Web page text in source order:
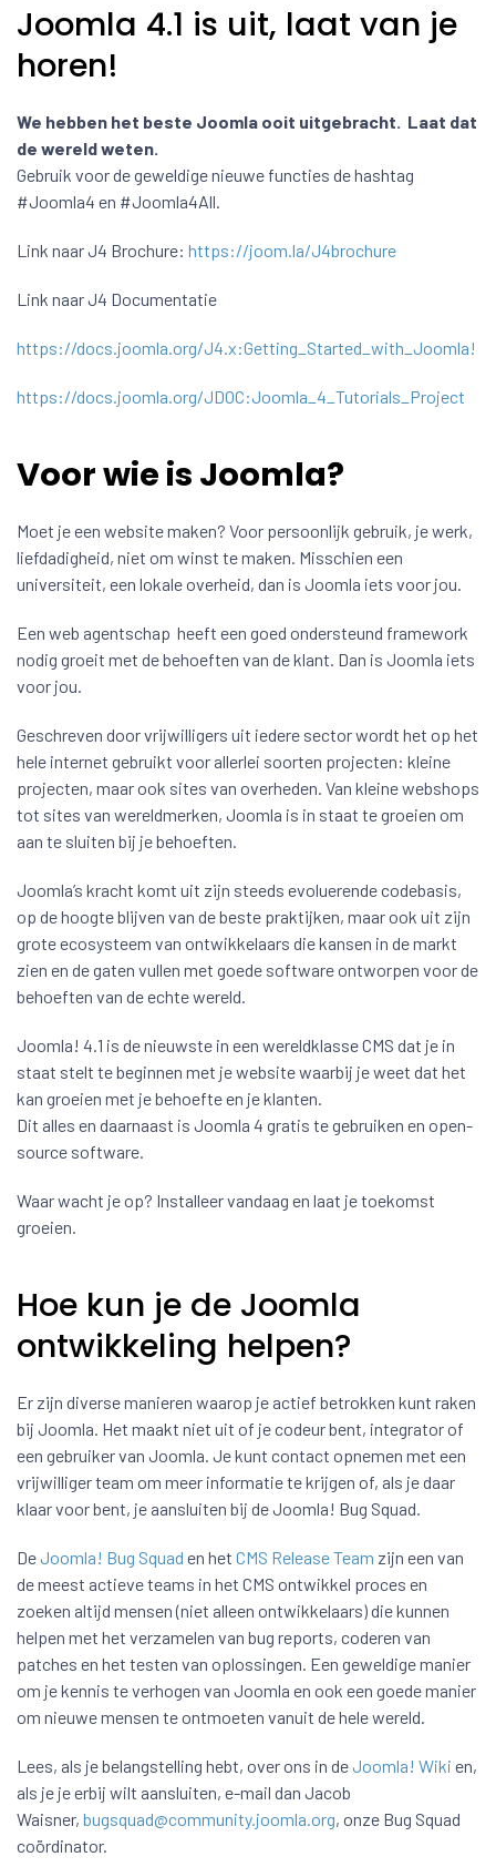
Joomla 4.1 is uit, laat van je
horen!
We hebben het beste Joomla ooit uitgebracht. Laat dat
de wereld weten.
Gebruik voor de geweldige nieuwe functies de hashtag
#Joomla4 en #Joomla4All.
Link naar J4 Brochure: https://joom.la/J4brochure
Link naar J4 Documentatie
https://docs.joomla.org/J4.x:Getting_Started_with_Joomla!
https://docs.joomla.org/JDOC:Joomla_4_Tutorials_Project
Voor wie is Joomla?
Moet je een website maken? Voor persoonlijk gebruik, je werk,
liefdadigheid, niet om winst te maken. Misschien een
universiteit, een lokale overheid, dan is Joomla iets voor jou.
Een web agentschap heeft een goed ondersteund framework
nodig groeit met de behoeften van de klant. Dan is Joomla iets
voor jou.
Geschreven door vrijwilligers uit iedere sector wordt het op het
hele internet gebruikt voor allerlei soorten projecten: kleine
projecten, maar ook sites van overheden. Van kleine webshops
tot sites van wereldmerken, Joomla is in staat te groeien om
aan te sluiten bij je behoeften.
Joomla’s kracht komt uit zijn steeds evoluerende codebasis,
op de hoogte blijven van de beste praktijken, maar ook uit zijn
grote ecosysteem van ontwikkelaars die kansen in de markt
zien en de gaten vullen met goede software ontworpen voor de
behoeften van de echte wereld.
Joomla! 4.1 is de nieuwste in een wereldklasse CMS dat je in
staat stelt te beginnen met je website waarbij je weet dat het
kan groeien met je behoefte en je klanten.
Dit alles en daarnaast is Joomla 4 gratis te gebruiken en open-
source software.
Waar wacht je op? Installeer vandaag en laat je toekomst
groeien.
Hoe kun je de Joomla
ontwikkeling helpen?
Er zijn diverse manieren waarop je actief betrokken kunt raken
bij Joomla. Het maakt niet uit of je codeur bent, integrator of
een gebruiker van Joomla. Je kunt contact opnemen met een
vrijwilliger team om meer informatie te krijgen of, als je daar
klaar voor bent, je aansluiten bij de Joomla! Bug Squad.
DeJoomla! Bug Squad en het CMS Release Team zijn een van
de meest actieve teams in het CMS ontwikkel proces en
zoeken altijd mensen (niet alleen ontwikkelaars) die kunnen
helpen met het verzamelen van bug reports, coderen van
patches en het testen van oplossingen. Een geweldige manier
om je kennis te verhogen van Joomla en ook een goede manier
om nieuwe mensen te ontmoeten vanuit de hele wereld.
Lees, als je belangstelling hebt, over ons in deJoomla! Wiki en,
als je je erbij wilt aansluiten, e-mail dan Jacob
Waisner, bugsquad@community.joomla.org, onze Bug Squad
coördinator.